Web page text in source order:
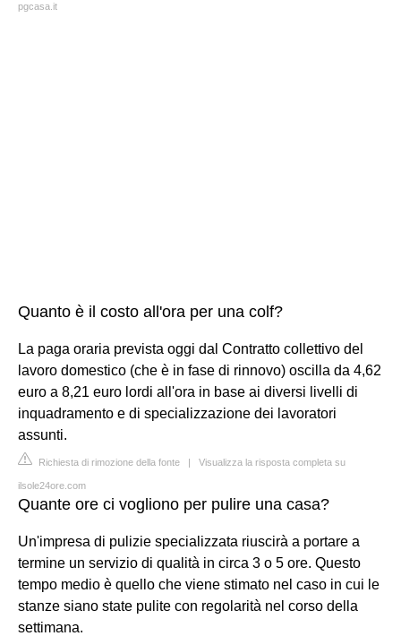
pgcasa.it
Quanto è il costo all'ora per una colf?
La paga oraria prevista oggi dal Contratto collettivo del
lavoro domestico (che è in fase di rinnovo) oscilla da 4,62
euro a 8,21 euro lordi all'ora in base ai diversi livelli di
inquadramento e di specializzazione dei lavoratori
assunti.
Richiesta di rimozione della fonte | Visualizza la risposta completa su
ilsole24ore.com
Quante ore ci vogliono per pulire una casa?
Un'impresa di pulizie specializzata riuscirà a portare a
termine un servizio di qualità in circa 3 o 5 ore. Questo
tempo medio è quello che viene stimato nel caso in cui le
stanze siano state pulite con regolarità nel corso della
settimana.